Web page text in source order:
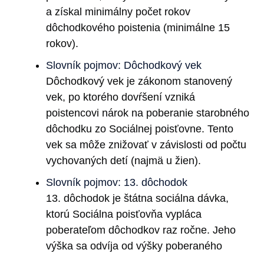
a získal minimálny počet rokov
dôchodkového poistenia (minimálne 15
rokov).
Slovník pojmov: Dôchodkový vek
Dôchodkový vek je zákonom stanovený
vek, po ktorého dovŕšení vzniká
poistencovi nárok na poberanie starobného
dôchodku zo Sociálnej poisťovne. Tento
vek sa môže znižovať v závislosti od počtu
vychovaných detí (najmä u žien).
Slovník pojmov: 13. dôchodok
13. dôchodok je štátna sociálna dávka,
ktorú Sociálna poisťovňa vypláca
poberateľom dôchodkov raz ročne. Jeho
výška sa odvíja od výšky poberaného